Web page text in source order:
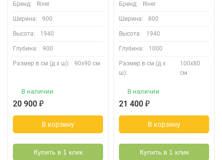
Бренд: River
Ширина: 900
Высота: 1940
Глубина: 900
Размер в см (д х ш): 90х90 см
В наличии
20 900 ₽
В корзину
Купить в 1 клик
Бренд: River
Ширина: 800
Высота: 1940
Глубина: 1000
Размер в см (д х
ш):
100х80
см
В наличии
21 400 ₽
В корзину
Купить в 1 клик